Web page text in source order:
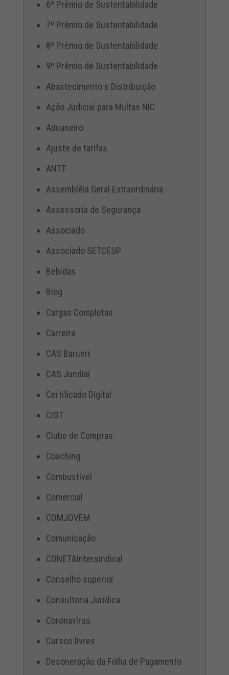
6º Prêmio de Sustentabilidade
7º Prêmio de Sustentabilidade
8º Prêmio de Sustentabilidade
9º Prêmio de Sustentabilidade
Abastecimento e Distribuição
Ação Judicial para Multas NIC
Aduaneiro
Ajuste de tarifas
ANTT
Assembléia Geral Extraordinária
Assessoria de Segurança
Associado
Associado SETCESP
Bebidas
Blog
Cargas Completas
Carreira
CAS Barueri
CAS Jundiaí
Certificado Digital
CIOT
Clube de Compras
Coaching
Combustível
Comercial
COMJOVEM
Comunicação
CONET&Intersindical
Conselho superior
Consultoria Jurídica
Coronavírus
Cursos livres
Desoneração da Folha de Pagamento